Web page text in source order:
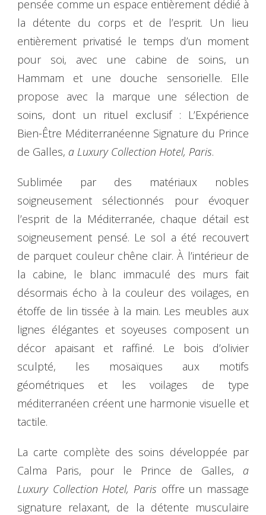
pensée comme un espace entièrement dédié à
la détente du corps et de l’esprit. Un lieu
entièrement privatisé le temps d’un moment
pour soi, avec une cabine de soins, un
Hammam et une douche sensorielle. Elle
propose avec la marque une sélection de
soins, dont un rituel exclusif : L’Expérience
Bien-Être Méditerranéenne Signature du Prince
de Galles, a Luxury Collection Hotel, Paris.
Sublimée par des matériaux nobles
soigneusement sélectionnés pour évoquer
l’esprit de la Méditerranée, chaque détail est
soigneusement pensé. Le sol a été recouvert
de parquet couleur chêne clair. À l’intérieur de
la cabine, le blanc immaculé des murs fait
désormais écho à la couleur des voilages, en
étoffe de lin tissée à la main. Les meubles aux
lignes élégantes et soyeuses composent un
décor apaisant et raffiné. Le bois d’olivier
sculpté, les mosaïques aux motifs
géométriques et les voilages de type
méditerranéen créent une harmonie visuelle et
tactile.
La carte complète des soins développée par
Calma Paris, pour le Prince de Galles, a
Luxury Collection Hotel, Paris offre un massage
signature relaxant, de la détente musculaire